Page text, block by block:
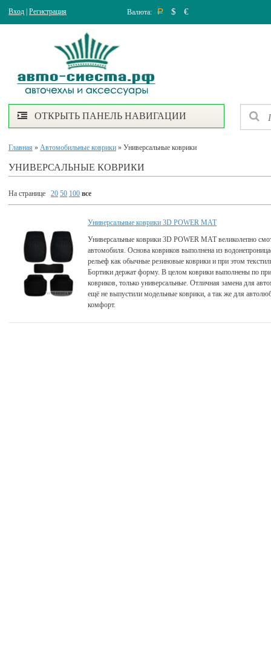
Вход Регистрация Валюта: Р $ €
ОТКРЫТЬ ПАНЕЛЬ НАВИГАЦИИ
Главная » Автомобильные коврики » Универсальные коврики
УНИВЕРСАЛЬНЫЕ КОВРИКИ
На странице 20 50 100 все
Универсальные коврики 3D POWER MAT
Универсальные коврики 3D POWER MAT великолепно
автомобиля. Основа ковриков выполнена из
рельеф как обычные резиновые коврики и при этом
Бортики держат форму. В целом коврики выполнены по
ковриков, только универсальные. Отличная замена для
ещё не выпустили модельные коврики, а так же для
комфорт.